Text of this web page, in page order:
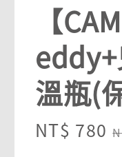
【
溫瓶(
Sale
NT$ 780